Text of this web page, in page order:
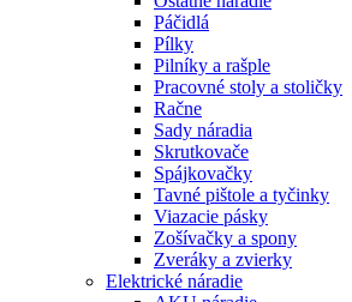
Páčidlá
Pílky
Pilníky a rašple
Pracovné stoly a stoličky
Račne
Sady náradia
Skrutkovače
Spájkovačky
Tavné pištole a tyčinky
Viazacie pásky
Zošívačky a spony
Zveráky a zvierky
Elektrické náradie